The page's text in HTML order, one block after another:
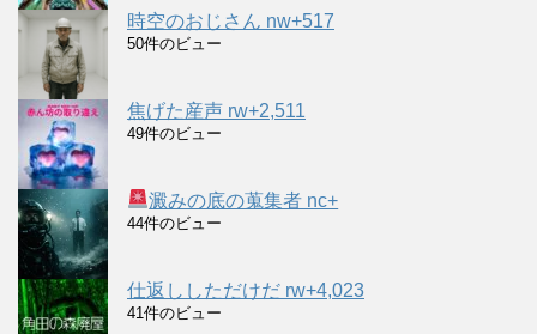
時空のおじさん nw+517
50件のビュー
焦げた産声 rw+2,511
49件のビュー
澱みの底の蒐集者 nc+
44件のビュー
仕返ししただけだ rw+4,023
41件のビュー